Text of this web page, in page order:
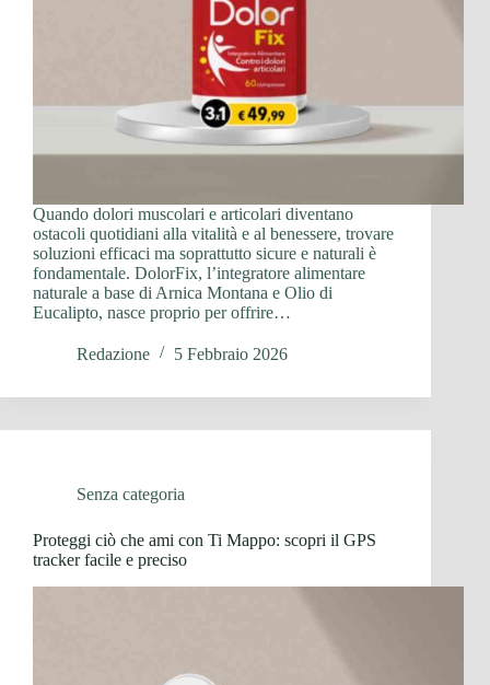
Quando dolori muscolari e articolari diventano
ostacoli quotidiani alla vitalità e al benessere, trovare
soluzioni efficaci ma soprattutto sicure e naturali è
fondamentale. DolorFix, l’integratore alimentare
naturale a base di Arnica Montana e Olio di
Eucalipto, nasce proprio per offrire…
Redazione 5 Febbraio 2026
Senza categoria
Proteggi ciò che ami con Ti Mappo: scopri il GPS
tracker facile e preciso